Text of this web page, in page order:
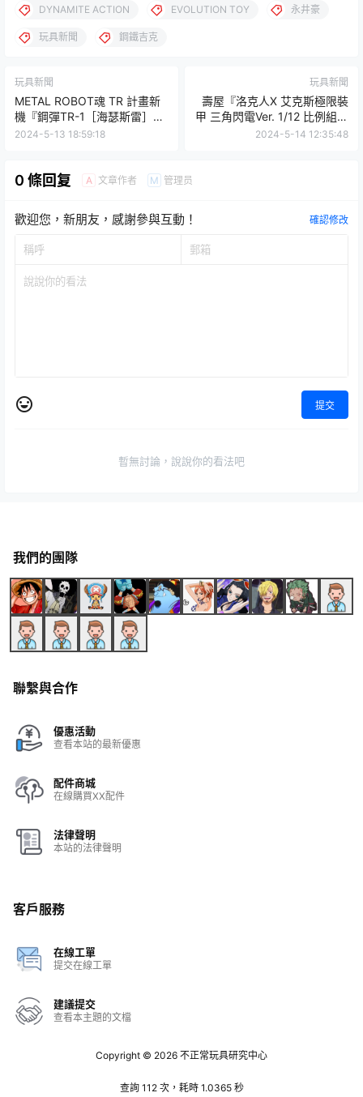
DYNAMITE ACTION EVOLUTION TOY 永井豪
玩具新聞 鋼鐵吉克
玩具新聞
METAL ROBOT魂 TR 計畫新
機『鋼彈TR-1［海瑟斯雷］』
試作品展出！
2024-5-13 18:59:18
玩具新聞
壽屋『洛克人X 艾克斯極限裝
甲 三角閃電Ver. 1/12 比例組裝
模型』史上最大級的閃電特效
2024-5-14 12:35:48
0 條回复 A 文章作者 M 管理员
歡迎您，新朋友，感謝參與互動！ 確認修改
提交
暫無討論，說說你的看法吧
我們的團隊
聯繫與合作
優惠活動
查看本站的最新優惠
配件商城
在線購買XX配件
法律聲明
本站的法律聲明
客戶服務
在線工單
提交在線工單
建議提交
查看本主題的文檔
Copyright © 2026 不正常玩具研究中心
查詢 112 次，耗時 1.0365 秒